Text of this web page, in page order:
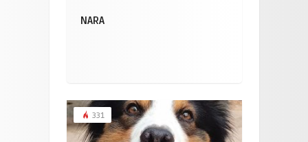
NARA
331